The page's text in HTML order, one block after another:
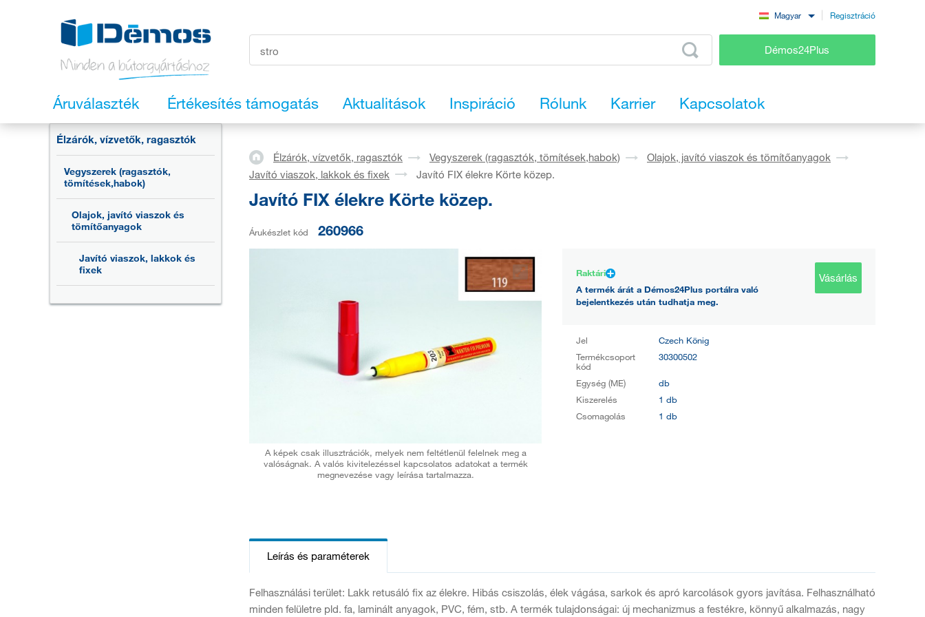
Magyar Regisztráció
Démos24Plus
Áruválaszték Értékesítés támogatás Aktualitások Inspiráció Rólunk Karrier Kapcsolatok
Élzárók, vízvetők, ragasztók
Vegyszerek (ragasztók,
tömítések,habok)
Olajok, javító viaszok és
tömítőanyagok
Javító viaszok, lakkok és
fixek
Élzárók, vízvetők, ragasztók Vegyszerek (ragasztók, tömítések,habok)
Olajok, javító viaszok és tömítőanyagok
Javító viaszok, lakkok és fixek
Javító FIX élekre Körte közep.
Javító FIX élekre Körte közep.
Árukészlet kód 260966
A képek csak illusztrációk, melyek nem feltétlenül felelnek meg a
valóságnak. A valós kivitelezéssel kapcsolatos adatokat a termék
megnevezése vagy leírása tartalmazza.
Raktári
A termék árát a Démos24Plus portálra való
bejelentkezés után tudhatja meg.
Vásárlás
Jel
Czech König
Termékcsoport
kód
30300502
Egység (ME)
db
Kiszerelés
1 db
Csomagolás
1 db
Leírás és paraméterek
Felhasználási terület: Lakk retusáló fix az élekre. Hibás csiszolás, élek vágása, sarkok és apró karcolások gyors javítása. Felhasználható
minden felületre pld. fa, laminált anyagok, PVC, fém, stb. A termék tulajdonságai: új mechanizmus a festékre, könnyű alkalmazás, nagy